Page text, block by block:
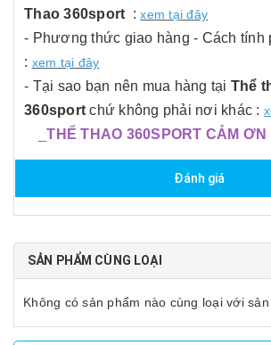
Thao 360sport :xem tại đây
- Phương thức giao hàng - Cách tính
: xem tại đây
- Tại sao bạn nên mua hàng tại Thể
360sport chứ không phải nơi khác :
_THỂ THAO 360SPORT CẢM ƠN
Đánh giá
SẢN PHẨM CÙNG LOẠI
Không có sản phẩm nào cùng loại với